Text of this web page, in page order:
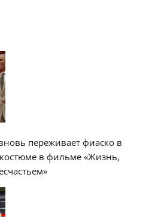
переживает фиаско в
в фильме «Жизнь,